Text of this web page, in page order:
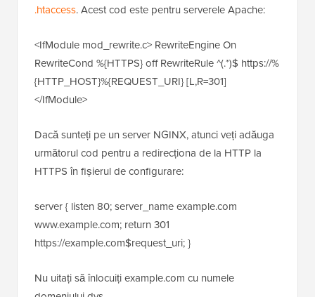
.htaccess. Acest cod este pentru serverele Apache:
<IfModule mod_rewrite.c> RewriteEngine On
RewriteCond %{HTTPS} off RewriteRule ^(.*)$ https://%
{HTTP_HOST}%{REQUEST_URI} [L,R=301]
</IfModule>
Dacă sunteți pe un server NGINX, atunci veți adăuga
următorul cod pentru a redirecționa de la HTTP la
HTTPS în fișierul de configurare:
server { listen 80; server_name example.com
www.example.com; return 301
https://example.com$request_uri; }
Nu uitați să înlocuiți example.com cu numele